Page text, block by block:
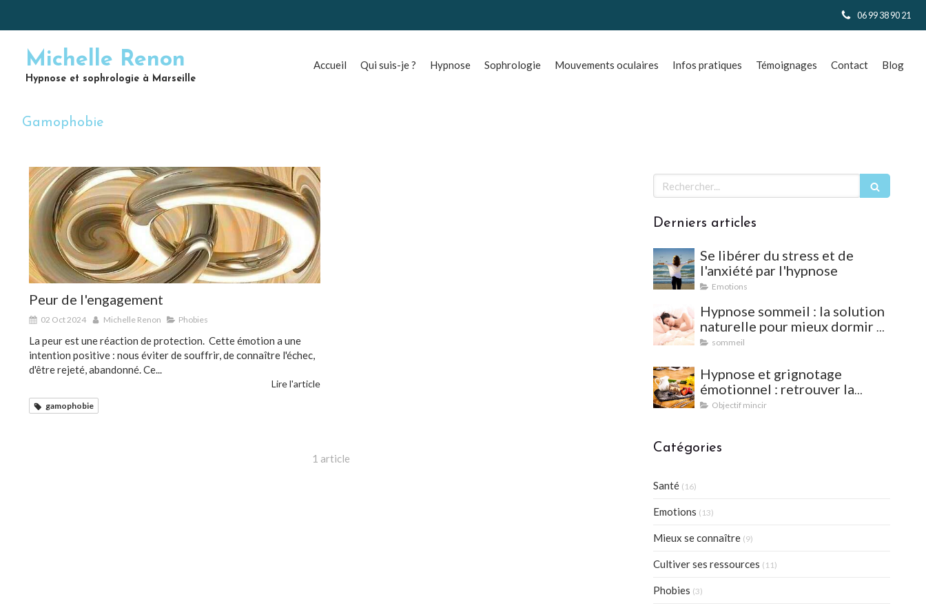
06 99 38 90 21
Accueil Qui suis-je ? Hypnose Sophrologie Mouvements oculaires Infos pratiques Témoignages Contact Blog
Michelle Renon
Hypnose et sophrologie à Marseille
Gamophobie
Peur de l'engagement
02 Oct 2024 Michelle Renon Phobies
La peur est une réaction de protection. Cette émotion a une
intention positive : nous éviter de souffrir, de connaître l'échec,
d'être rejeté, abandonné. Ce...
Lire l'article
gamophobie
1 article
Rechercher
Derniers articles
Se libérer du stress et de
l'anxiété par l'hypnose
Emotions
Hypnose sommeil : la solution
naturelle pour mieux dormir et
vaincre les insomnies
sommeil
Hypnose et grignotage
émotionnel : retrouver la
satiété et l'équilibre
Objectif mincir
Catégories
Santé (16)
Emotions (13)
Mieux se connaître (9)
Cultiver ses ressources (11)
Phobies (3)